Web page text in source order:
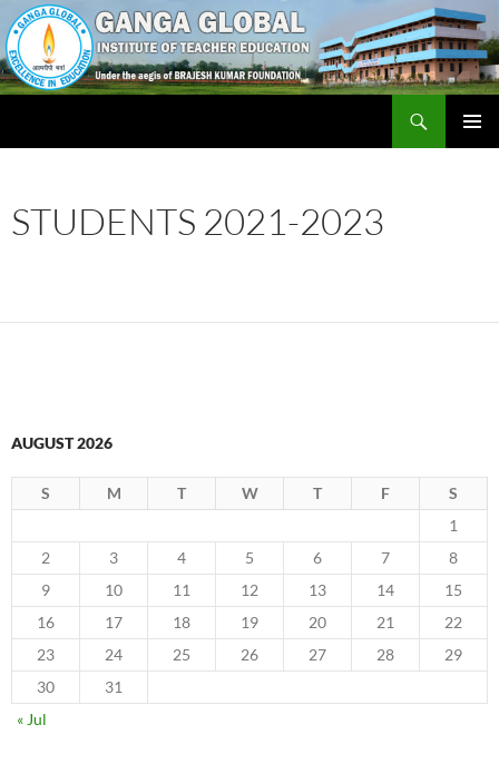
Skip
to
content
STUDENTS 2021-2023
AUGUST 2026
S M T W T F
S
1
2
3 4 5 6 7
8
9
10 11 12 13 14
15
16
17 18 19 20 21
22
23
24 25 26 27 28
29
30
31
« Jul